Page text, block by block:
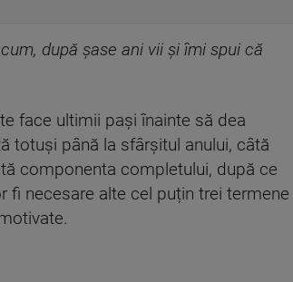
după șase ani vii și îmi spui că
face ultimii pași înainte să dea
totuși până la sfârșitul anului, câtă
componenta completului, după ce
fi necesare alte cel puțin trei termene